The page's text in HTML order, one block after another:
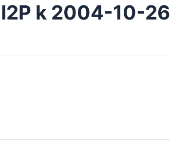
k 2004-10-26